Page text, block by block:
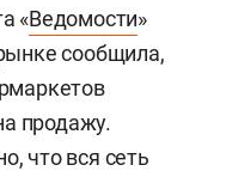
«Ведомости»
сообщила,
продажу.
что вся сеть